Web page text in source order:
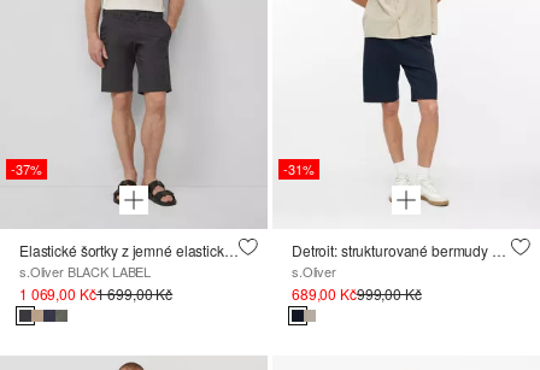
-37%
Elastické šortky z jemné elastické bavlny
s.Oliver BLACK LABEL
1 069,00 Kč1 699,00 Kč
-31%
Detroit: strukturované bermudy s volnějším střihem Relaxed Fit
s.Oliver
689,00 Kč999,00 Kč